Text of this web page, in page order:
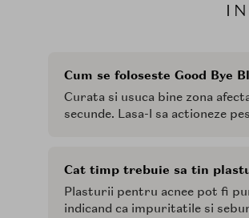
Cum se foloseste Good Bye
Curata si usuca bine zona
secunde. Lasa-l sa actioneze
Cat timp trebuie sa tin
Plasturii pentru acnee pot fi
indicand ca impuritatile si